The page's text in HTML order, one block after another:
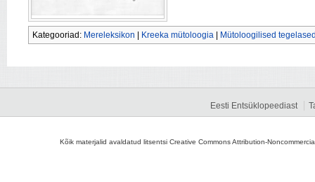
Kategooriad: Mereleksikon Kreeka mütoloogia Mütoloogilised
Eesti Entsüklopeediast
Kõik materjalid avaldatud litsentsi Creative Commons Attribution-